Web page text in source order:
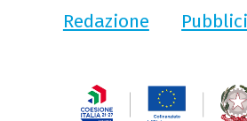
Redazione